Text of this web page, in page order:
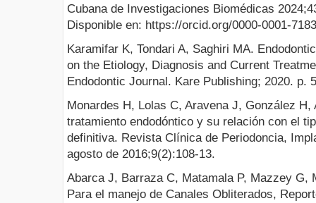
Cubana de Investigaciones Biomédicas
Disponible en: https://orcid.org/0000-0001-
Karamifar K, Tondari A, Saghiri MA.
on the Etiology, Diagnosis and Current
Endodontic Journal. Kare Publishing; 2020. p.
Monardes H, Lolas C, Aravena J, González
tratamiento endodóntico y su relación con el
definitiva. Revista Clínica de Periodoncia,
agosto de 2016;9(2):108-13.
Abarca J, Barraza C, Matamala P, Mazzey G,
Para el manejo de Canales Obliterados,